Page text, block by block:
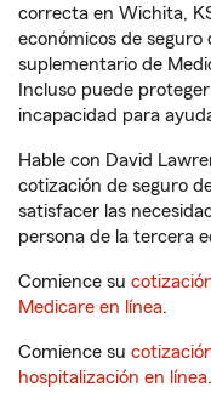
correcta en Wichita,
económicos de seguro
suplementario de
Incluso puede
incapacidad para
Hable con David
cotización de seguro
satisfacer las
persona de la tercera
Comience su
Medicare en línea.
Comience su
hospitalización en línea.